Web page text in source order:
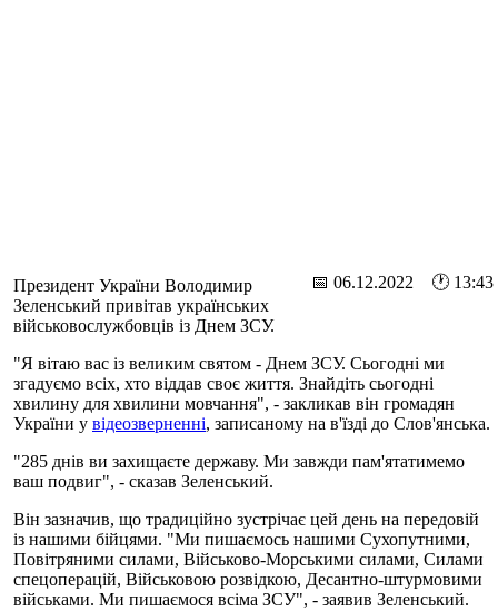
📅 06.12.2022 🕐 13:43
Президент України Володимир
Зеленський привітав українських
військовослужбовців із Днем ЗСУ.
"Я вітаю вас із великим святом - Днем ЗСУ. Сьогодні ми
згадуємо всіх, хто віддав своє життя. Знайдіть сьогодні
хвилину для хвилини мовчання", - закликав він громадян
України у відеозверненні, записаному на в'їзді до Слов'янська.
"285 днів ви захищаєте державу. Ми завжди пам'ятатимемо
ваш подвиг", - сказав Зеленський.
Він зазначив, що традиційно зустрічає цей день на передовій
із нашими бійцями. "Ми пишаємось нашими Сухопутними,
Повітряними силами, Військово-Морськими силами, Силами
спецоперацій, Військовою розвідкою, Десантно-штурмовими
військами. Ми пишаємося всіма ЗСУ", - заявив Зеленський.